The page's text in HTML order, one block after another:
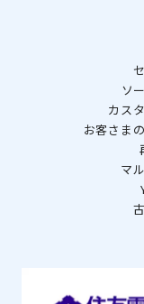
ソ
カス
お客さま
マ